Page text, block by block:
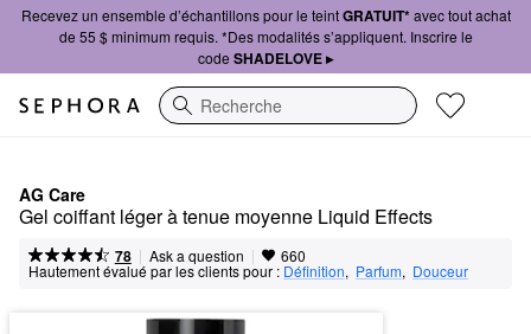
Recevez un ensemble d’échantillons pour le teintGRATUIT*avec tout achat
de 55 $ minimum requis. *Des modalités s’appliquent. Inscrire le
code SHADELOVE ▸
Recherche
AG Care
Gel coiffant léger à tenue moyenne Liquid Effects
78 | Ask a question | 660
Hautement évalué par les clients pour : Définition, Parfum, Douceur